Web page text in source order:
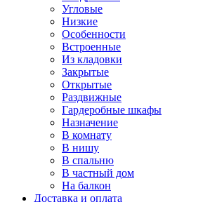
Угловые
Низкие
Особенности
Встроенные
Из кладовки
Закрытые
Открытые
Раздвижные
Гардеробные шкафы
Назначение
В комнату
В нишу
В спальню
В частный дом
На балкон
Доставка и оплата